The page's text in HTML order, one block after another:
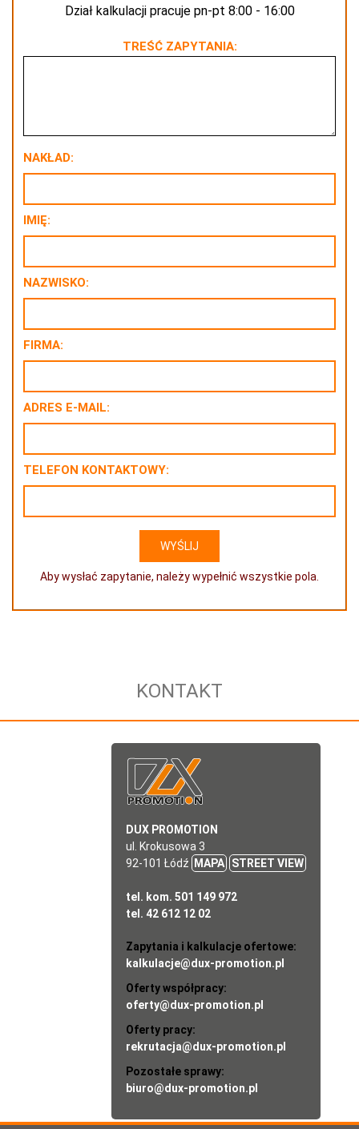
Dział kalkulacji pracuje pn-pt 8:00 - 16:00
TREŚĆ ZAPYTANIA:
NAKŁAD:
IMIĘ:
NAZWISKO:
FIRMA:
ADRES E-MAIL:
TELEFON KONTAKTOWY:
Aby wysłać zapytanie, należy wypełnić wszystkie pola.
KONTAKT
DUX PROMOTION
ul. Krokusowa 3
92-101 Łódź
MAPA STREET VIEW
tel. kom. 501 149 972
tel. 42 612 12 02
Zapytania i kalkulacje ofertowe:
kalkulacje@dux-promotion.pl
Oferty współpracy:
oferty@dux-promotion.pl
Oferty pracy:
rekrutacja@dux-promotion.pl
Pozostałe sprawy:
biuro@dux-promotion.pl